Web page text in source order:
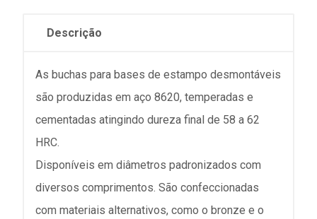
Descrição
As buchas para bases de estampo desmontáveis
são produzidas em aço 8620, temperadas e
cementadas atingindo dureza final de 58 a 62
HRC.
Disponíveis em diâmetros padronizados com
diversos comprimentos. São confeccionadas
com materiais alternativos, como o bronze e o